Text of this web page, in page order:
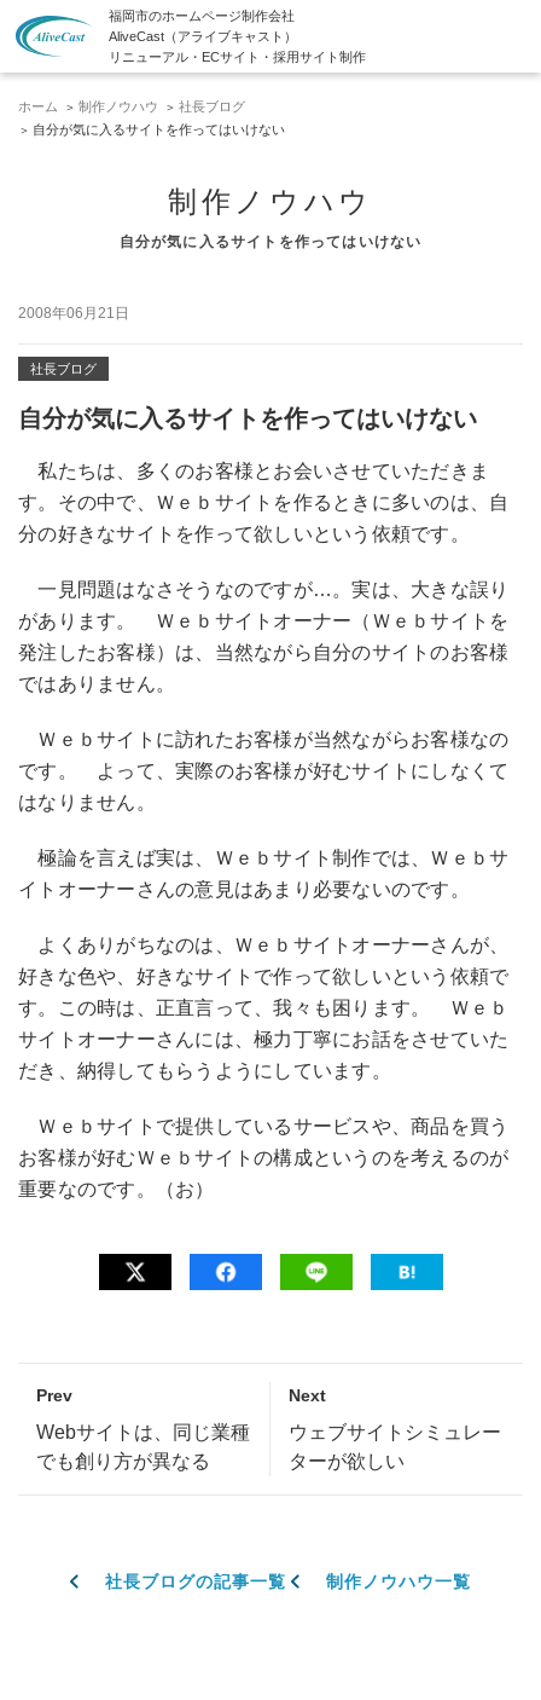
福岡市のホームページ制作会社
AliveCast（アライブキャスト）
リニューアル・ECサイト・採用サイト制作
ホーム 制作ノウハウ
社長ブログ
自分が気に入るサイトを作ってはいけない
制作ノウハウ
自分が気に入るサイトを作ってはいけない
2008年06月21日
社長ブログ
自分が気に入るサイトを作ってはいけない
私たちは、多くのお客様とお会いさせていただきま
す。その中で、Ｗｅｂサイトを作るときに多いのは、自
分の好きなサイトを作って欲しいという依頼です。
一見問題はなさそうなのですが…。実は、大きな誤り
があります。 Ｗｅｂサイトオーナー（Ｗｅｂサイトを
発注したお客様）は、当然ながら自分のサイトのお客様
ではありません。
Ｗｅｂサイトに訪れたお客様が当然ながらお客様なの
です。 よって、実際のお客様が好むサイトにしなくて
はなりません。
極論を言えば実は、Ｗｅｂサイト制作では、Ｗｅｂサ
イトオーナーさんの意見はあまり必要ないのです。
よくありがちなのは、Ｗｅｂサイトオーナーさんが、
好きな色や、好きなサイトで作って欲しいという依頼で
す。この時は、正直言って、我々も困ります。 Ｗｅｂ
サイトオーナーさんには、極力丁寧にお話をさせていた
だき、納得してもらうようにしています。
Ｗｅｂサイトで提供しているサービスや、商品を買う
お客様が好むＷｅｂサイトの構成というのを考えるのが
重要なのです。（お）
Prev
Webサイトは、同じ業種
でも創り方が異なる
Next
ウェブサイトシミュレー
ターが欲しい
社長ブログの記事一覧 制作ノウハウ一覧